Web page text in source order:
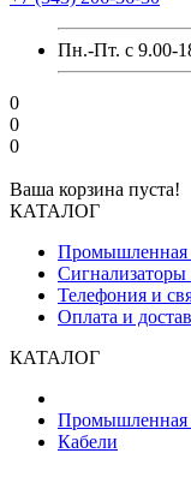
Пн.-Пт. с 9.00-
0
0
0
Ваша корзина пуста!
КАТАЛОГ
Промышленная
Сигнализаторы
Телефония и
Оплата и
КАТАЛОГ
Промышленная
Кабели